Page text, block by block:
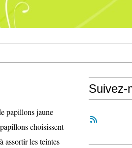
papillons jaune
choisissent-
assortir les teintes
Suivez-